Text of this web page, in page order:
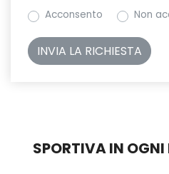
Acconsento Non
SPORTIVA IN